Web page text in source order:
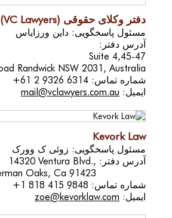
دفتر وکلای حقوقی VC (VC Lawyers)
مسئول پاسخگویی: داین ورزایاس
آدرس دفتر:
Suite 4,45-47
Randwick NSW 2031, Australia
شماره تماس: +61 2 9326 6314
ایمیل: mail@vclawyers.com.au
Kevork Law
مسئول پاسخگویی: زوئی ک وورک
آدرس دفتر: 14320 Ventura Blvd.,
Oaks, Ca 91423
شماره تماس: +1 818 415 9848
ایمیل: zoe@kevorklaw.com